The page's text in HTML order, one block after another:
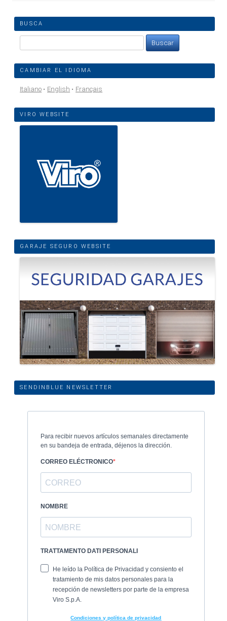
BUSCA
CAMBIAR EL IDIOMA
Italiano English Français
VIRO WEBSITE
GARAJE SEGURO WEBSITE
SENDINBLUE NEWSLETTER